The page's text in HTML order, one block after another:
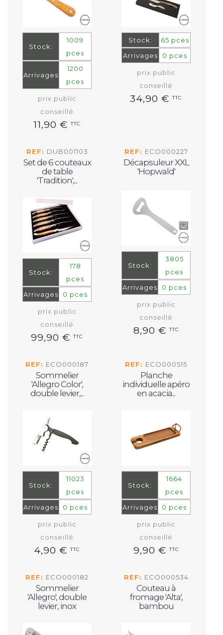
Stock:
1009
pces
Arrivages
1200
pces
prix public
conseillé
11,90 €TTC
Stock:
65 pces
Arrivages
0 pces
prix public
conseillé
34,90 €TTC
REF: DUB001103
Set de 6 couteaux
de table
'Tradition',...
Stock:
178
pces
Arrivages
0 pces
prix public
conseillé
99,90 €TTC
REF: ECO000227
Décapsuleur XXL
'Hopwald'
Stock:
3805
pces
Arrivages
0 pces
prix public
conseillé
8,90 €TTC
REF: ECO000187
Sommelier
'Allegro Color',
double levier,...
Stock:
11023
pces
Arrivages
0 pces
prix public
conseillé
4,90 €TTC
REF: ECO000515
Planche
individuelle apéro
en acacia...
Stock:
1664
pces
Arrivages
0 pces
prix public
conseillé
9,90 €TTC
REF: ECO000182
Sommelier
'Allegro', double
levier, inox
REF: ECO000534
Couteau à
fromage 'Alta',
bambou